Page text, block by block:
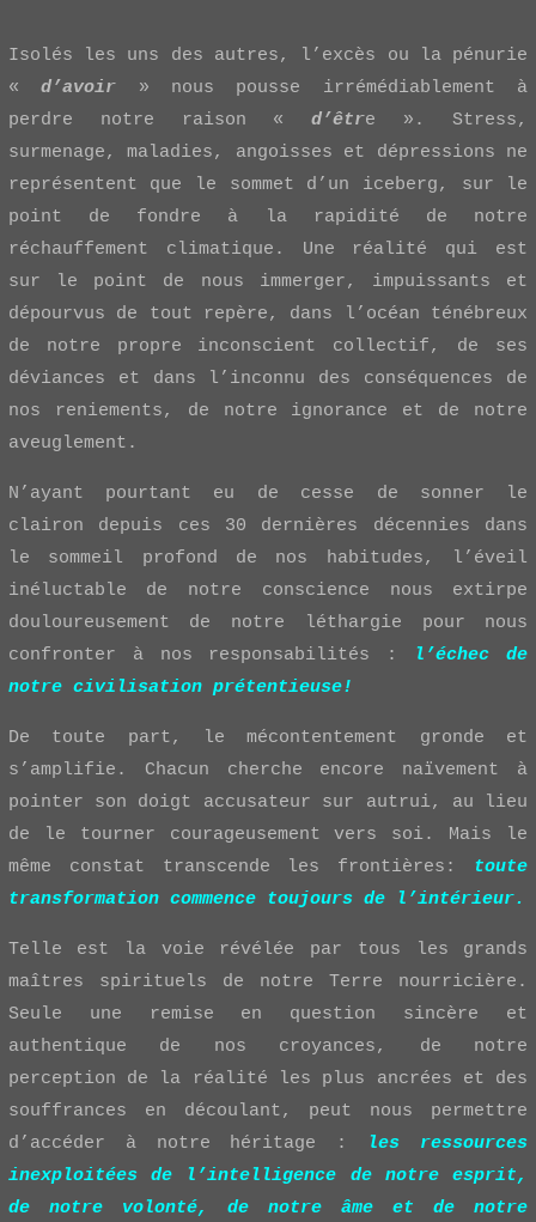
Isolés les uns des autres, l’excès ou la pénurie
«d’avoir » nous pousse irrémédiablement à
perdre notre raison «d’être ». Stress,
surmenage, maladies, angoisses et dépressions ne
représentent que le sommet d’un iceberg, sur le
point de fondre à la rapidité de notre
réchauffement climatique. Une réalité qui est
sur le point de nous immerger, impuissants et
dépourvus de tout repère, dans l’océan ténébreux
de notre propre inconscient collectif, de ses
déviances et dans l’inconnu des conséquences de
nos reniements, de notre ignorance et de notre
aveuglement.
N’ayant pourtant eu de cesse de sonner le
clairon depuis ces 30 dernières décennies dans
le sommeil profond de nos habitudes, l’éveil
inéluctable de notre conscience nous extirpe
douloureusement de notre léthargie pour nous
confronter à nos responsabilités :
l’échec de
notre civilisation prétentieuse!
De toute part, le mécontentement gronde et
s’amplifie. Chacun cherche encore naïvement à
pointer son doigt accusateur sur autrui, au lieu
de le tourner courageusement vers soi. Mais le
même constat transcende les frontières: toute
transformation commence toujours de l’intérieur.
Telle est la voie révélée par tous les grands
maîtres spirituels de notre Terre nourricière.
Seule une remise en question sincère et
authentique de nos croyances, de notre
perception de la réalité les plus ancrées et des
souffrances en découlant, peut nous permettre
d’accéder à notre héritage :
les ressources
inexploitées de l’intelligence de notre esprit,
de notre volonté, de notre âme et de notre